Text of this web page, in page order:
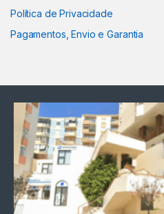
Política de Privacidade
Pagamentos, Envio e Garantia